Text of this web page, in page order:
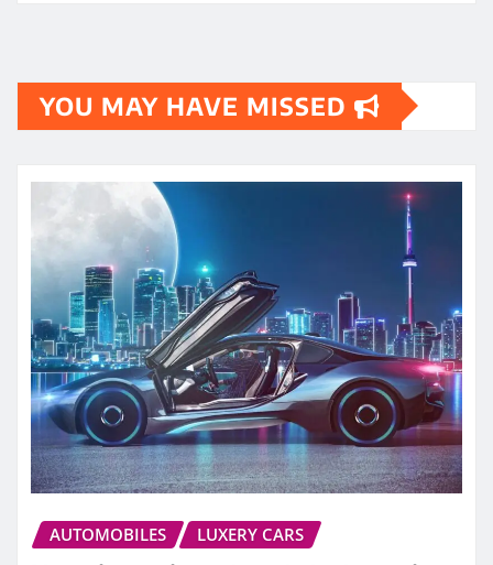
YOU MAY HAVE MISSED
AUTOMOBILES LUXERY CARS